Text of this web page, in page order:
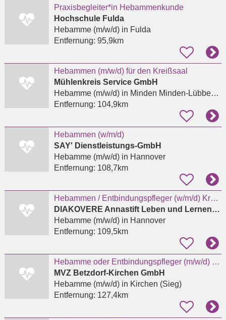
Praxisbegleiter*in Hebammenkunde
Hochschule Fulda
Hebamme (m/w/d)in Fulda
Entfernung: 95,9km
Hebammen (m/w/d) für den Kreißsaal
Mühlenkreis Service GmbH
Hebamme (m/w/d)in Minden Minden-Lübbecke
Entfernung: 104,9km
Hebammen (w/m/d)
SAY' Dienstleistungs-GmbH
Hebamme (m/w/d)in Hannover
Entfernung: 108,7km
Hebammen / Entbindungspfleger (w/m/d) Kreißsaal
DIAKOVERE Annastift Leben und Lernen gGmbH Berufsbildungswerk
Hebamme (m/w/d)in Hannover
Entfernung: 109,5km
Hebamme oder Entbindungspfleger (m/w/d) für das Kreißsaal-Team in Kirchen
MVZ Betzdorf-Kirchen GmbH
Hebamme (m/w/d)in Kirchen (Sieg)
Entfernung: 127,4km